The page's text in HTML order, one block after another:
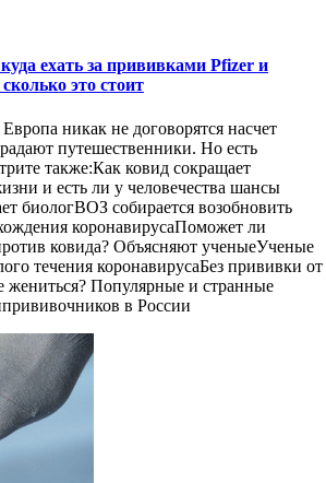
ехать за прививками Pfizer и
это стоит
никак не договорятся насчет
путешественники. Но есть
также:Как ковид сокращает
и есть ли у человечества шансы
биологВОЗ собирается возобновить
коронавирусаПоможет ли
ковида? Объясняют ученыеУченые
течения коронавирусаБез прививки от
жениться? Популярные и странные
в России